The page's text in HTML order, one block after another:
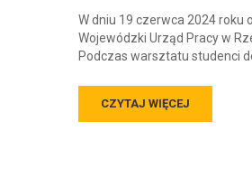
W dniu 19 czerwca 2024 roku
Wojewódzki Urząd Pracy w
Podczas warsztatu studenci
CZYTAJ WIĘCEJ